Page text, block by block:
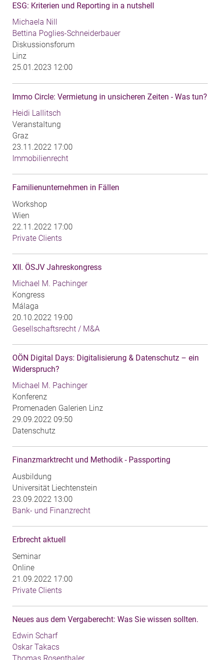
ESG: Kriterien und Reporting in a nutshell
Michaela Nill
Bettina Poglies-Schneiderbauer
Diskussionsforum
Linz
25.01.2023 12:00
Immo Circle: Vermietung in unsicheren Zeiten - Was tun?
Heidi Lallitsch
Veranstaltung
Graz
23.11.2022 17:00
Immobilienrecht
Familienunternehmen in Fällen
Workshop
Wien
22.11.2022 17:00
Private Clients
XII. ÖSJV Jahreskongress
Michael M. Pachinger
Kongress
Málaga
20.10.2022 19:00
Gesellschaftsrecht / M&A
OÖN Digital Days: Digitalisierung & Datenschutz – ein
Widerspruch?
Michael M. Pachinger
Konferenz
Promenaden Galerien Linz
29.09.2022 09:50
Datenschutz
Finanzmarktrecht und Methodik - Passporting
Ausbildung
Universität Liechtenstein
23.09.2022 13:00
Bank- und Finanzrecht
Erbrecht aktuell
Seminar
Online
21.09.2022 17:00
Private Clients
Neues aus dem Vergaberecht: Was Sie wissen sollten.
Edwin Scharf
Oskar Takacs
Thomas Rosenthaler